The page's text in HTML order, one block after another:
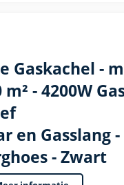
Gaskachel -
- 4200W
en Gasslang -
- Zwart